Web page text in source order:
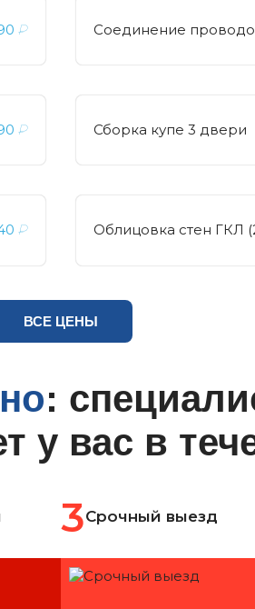
₽ Соединение
₽ Сборка купе 3 двери
₽ Облицовка стен ГКЛ
ВСЕ ЦЕНЫ
:
у вас в
Срочный выезд